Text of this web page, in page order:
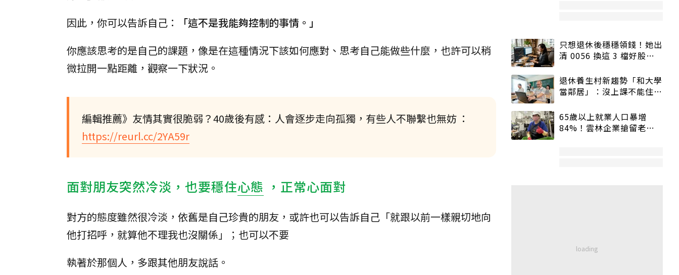
因此，你可以告訴自己：
「這不是我能夠控制的事情。」
你應該思考的是自己的課題，像是在這種情況下該如何應對、思考自己能做些什麼，也許可以稍
微拉開一點距離，觀察一下狀況。
編輯推薦》友情其實很脆弱？40歲後有感：人會逐步走向孤獨，有些人不聯繫也無妨 ：
https://reurl.cc/2YA59r
面對朋友突然冷淡，也要穩住心態 ，正常心面對
對方的態度雖然很冷淡，依舊是自己珍貴的朋友，或許也可以告訴自己「就跟以前一樣親切地向
他打招呼，就算他不理我也沒關係」；也可以不要
執著於那個人，多跟其他朋友說話。
只想退休後穩穩領錢！她出
清 0056 換這 3 檔好股：
退休養生村新趨勢「和大學
當鄰居」：沒上課不能住、
65歲以上就業人口暴增
84%！雲林企業搶留老員